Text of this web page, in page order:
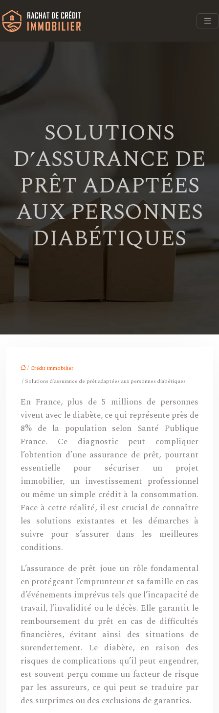
SOLUTIONS
D’ASSURANCE DE
PRÊT ADAPTÉES
AUX PERSONNES
DIABÉTIQUES
/ Crédit immobilier
/ Solutions d’assurance de prêt adaptées aux personnes diabétiques
En France, plus de 5 millions de personnes
vivent avec le diabète, ce qui représente près de
8% de la population selon Santé Publique
France. Ce diagnostic peut compliquer
l’obtention d’une assurance de prêt, pourtant
essentielle pour sécuriser un projet
immobilier, un investissement professionnel
ou même un simple crédit à la consommation.
Face à cette réalité, il est crucial de connaître
les solutions existantes et les démarches à
suivre pour s’assurer dans les meilleures
conditions.
L’assurance de prêt joue un rôle fondamental
en protégeant l’emprunteur et sa famille en cas
d’événements imprévus tels que l’incapacité de
travail, l’invalidité ou le décès. Elle garantit le
remboursement du prêt en cas de difficultés
financières, évitant ainsi des situations de
surendettement. Le diabète, en raison des
risques de complications qu’il peut engendrer,
est souvent perçu comme un facteur de risque
par les assureurs, ce qui peut se traduire par
des surprimes ou des exclusions de garanties.